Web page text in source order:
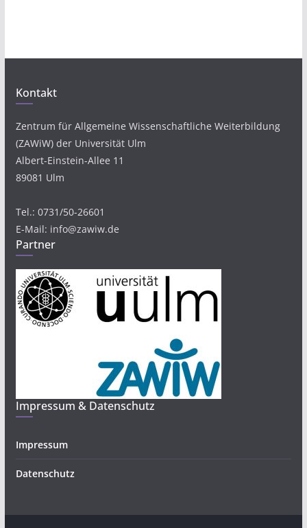
Kontakt
Zentrum für Allgemeine Wissenschaftliche Weiterbildung
(ZAWiW) der Universität Ulm
Albert-Einstein-Allee 11
89081 Ulm
Tel.: 0731/50-26601
E-Mail: info@zawiw.de
Partner
Impressum & Datenschutz
Impressum
Datenschutz